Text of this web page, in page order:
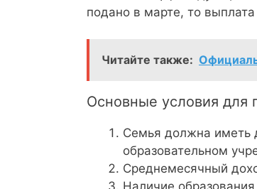
подано в марте, то
Читайте также:
Основные условия для
Семья должна иметь
образовательном
Среднемесячный